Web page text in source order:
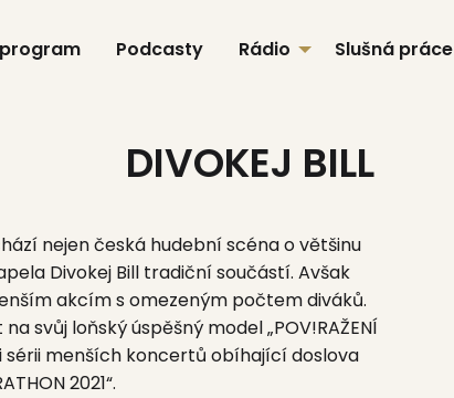
Podcasty Rádio Slušná práce
DIVOKEJ BILL
nejen česká hudební scéna o většinu
Divokej Bill tradiční součástí. Avšak
akcím s omezeným počtem diváků.
svůj loňský úspěšný model„POV!RAŽENÍ
menších koncertů obíhající doslova
2021“.